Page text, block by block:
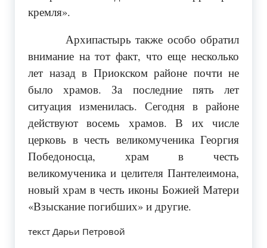
кремля».
Архипастырь также особо обратил
внимание на тот факт, что еще несколько
лет назад в Приокском районе почти не
было храмов. За последние пять лет
ситуация изменилась. Сегодня в районе
действуют восемь храмов. В их числе
церковь в честь великомученика Георгия
Победоносца, храм в честь
великомученика и целителя Пантелеимона,
новый храм в честь иконы Божией Матери
«Взыскание погибших» и другие.
текст Дарьи Петровой